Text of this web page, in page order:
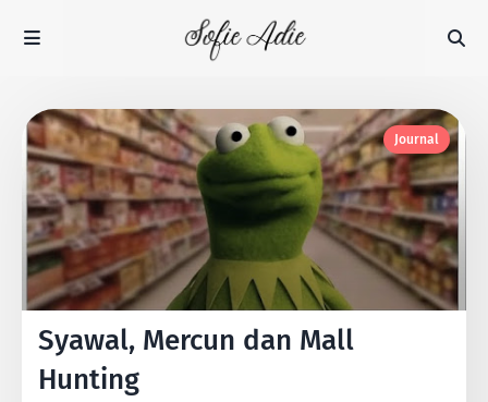
Journal
Syawal, Mercun dan Mall
Hunting